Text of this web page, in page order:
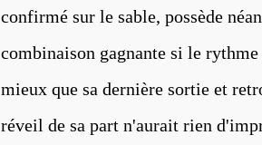
confirmé sur le sable, possède
combinaison gagnante si le
mieux que sa dernière sortie et
réveil de sa part n'aurait rien